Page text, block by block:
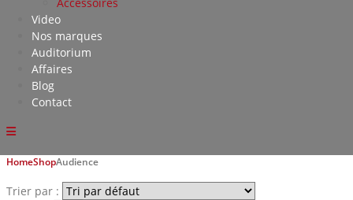
Video
Nos marques
Auditorium
Affaires
Blog
Contact
HomeShopAudience
Trier par :